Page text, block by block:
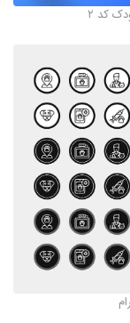
کد ۲